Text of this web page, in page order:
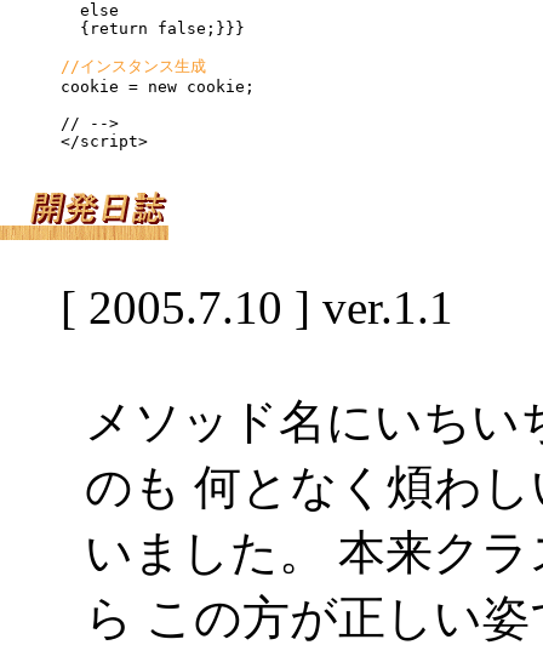
  else
  {return false;}}}
//インスタンス生成
cookie = new cookie;
// -->
</script>
[ 2005.7.10 ] ver.1.1
メソッド名にいちい
のも 何となく煩わ
いました。 本来ク
ら この方が正しい